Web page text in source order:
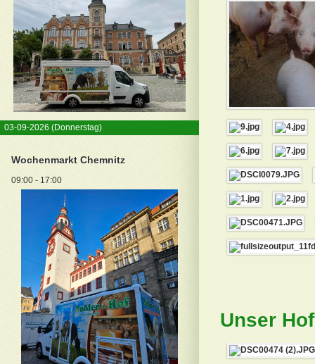
Unser Hof
03-09-2026 (Donnerstag)
Wochenmarkt Chemnitz
09:00 - 17:00